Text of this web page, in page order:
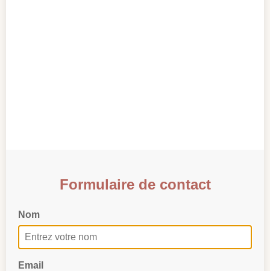
Formulaire de contact
Nom
Email